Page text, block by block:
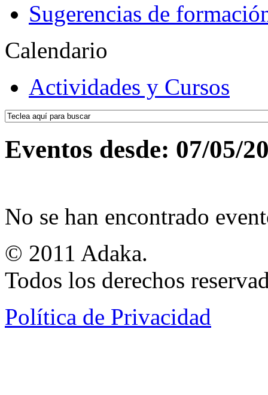
Sugerencias de
Calendario
Actividades y Cursos
Eventos desde: 07/05/
No se han encontrado
© 2011 Adaka.
Todos los derechos
Política de Privacidad